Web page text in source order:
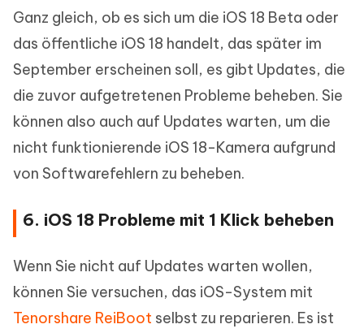
Ganz gleich, ob es sich um die iOS 18 Beta oder
das öffentliche iOS 18 handelt, das später im
September erscheinen soll, es gibt Updates, die
die zuvor aufgetretenen Probleme beheben. Sie
können also auch auf Updates warten, um die
nicht funktionierende iOS 18-Kamera aufgrund
von Softwarefehlern zu beheben.
6. iOS 18 Probleme mit 1 Klick beheben
Wenn Sie nicht auf Updates warten wollen,
können Sie versuchen, das iOS-System mit
Tenorshare ReiBoot selbst zu reparieren. Es ist